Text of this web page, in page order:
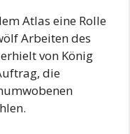
Atlas eine Rolle
Arbeiten des
von König
die